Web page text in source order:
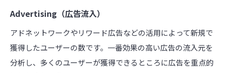
Advertising（広告流入）
アドネットワークやリワード広告などの活用によって新規で
獲得したユーザーの数です。一番効果の高い広告の流入元を
分析し、多くのユーザーが獲得できるところに広告を重点的